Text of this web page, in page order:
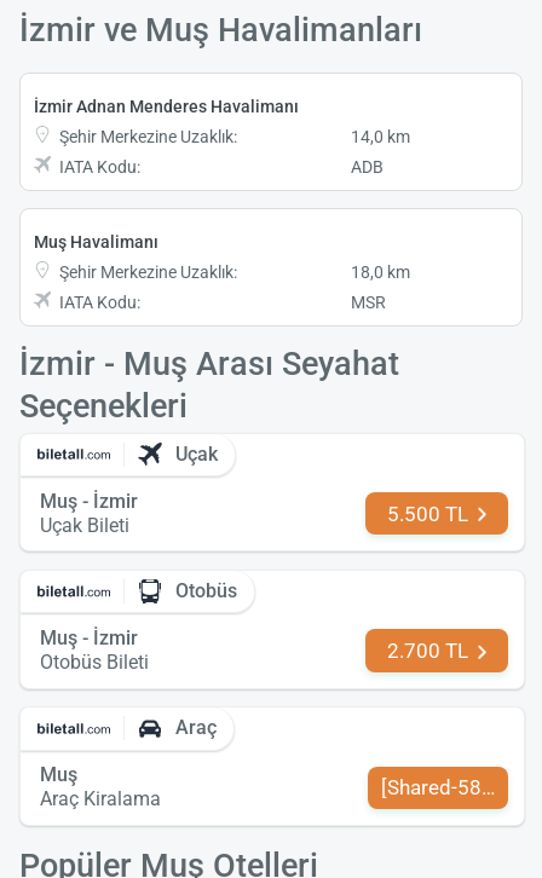
İzmir ve Muş Havalimanları
İzmir Adnan Menderes Havalimanı
Şehir Merkezine Uzaklık:
14,0 km
IATA Kodu:
ADB
Muş Havalimanı
Şehir Merkezine Uzaklık:
18,0 km
IATA Kodu:
MSR
İzmir - Muş Arası Seyahat
Seçenekleri
Uçak
Muş - İzmir
Uçak Bileti
5.500 TL
Otobüs
Muş - İzmir
Otobüs Bileti
2.700 TL
Araç
Muş
Araç Kiralama
[Shared-589-tr-
Popüler Muş Otelleri